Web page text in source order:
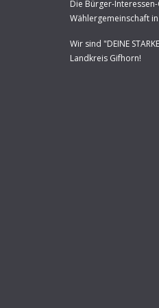
Die Bürger-
Wählergemeinschaft
Wir sind "DEINE
Landkreis Gifhorn!